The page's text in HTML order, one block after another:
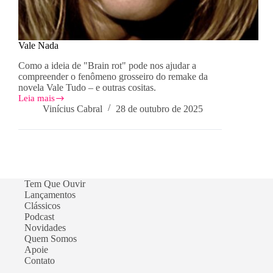
Vale Nada
Como a ideia de "Brain rot" pode nos ajudar a
compreender o fenômeno grosseiro do remake da
novela Vale Tudo – e outras cositas.
Leia mais
Vale
Vinícius Cabral 28 de outubro de 2025
Tem Que Ouvir
Lançamentos
Clássicos
Podcast
Novidades
Quem Somos
Apoie
Contato